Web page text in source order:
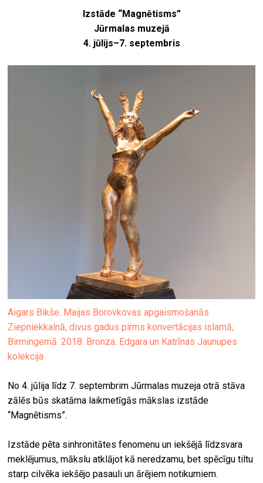
Izstāde “Magnētisms”
Jūrmalas muzejā
4. jūlijs–7. septembris
Aigars Bikše. Maijas Borovkovas apgaismošanās
Ziepniekkalnā, divus gadus pirms konvertācijas islamā,
Birmingemā. 2018. Bronza. Edgara un Katrīnas Jaunupes
kolekcija
No 4. jūlija līdz 7. septembrim Jūrmalas muzeja otrā stāva
zālēs būs skatāma laikmetīgās mākslas izstāde
“Magnētisms”.
Izstāde pēta sinhronitātes fenomenu un iekšējā līdzsvara
meklējumus, mākslu atklājot kā neredzamu, bet spēcīgu tiltu
starp cilvēka iekšējo pasauli un ārējiem notikumiem.